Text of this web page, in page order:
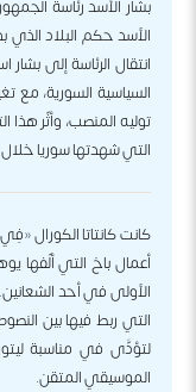
بشار الأسد رئاسة
الأسد حكم البلاد
انتقال الرئاسة إلى
السياسية السورية،
توليه المنصب، وأثّر هذا
التي شهدتها سوريا خلال
أعمال باخ التي ألّفها
الأولى في أحد
التي ربط فيها بين
لتؤدَّى في مناسبة
الموسيقي المتقن.